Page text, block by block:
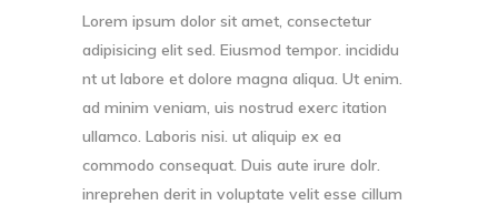
Lorem ipsum dolor sit amet, consectetur
adipisicing elit sed. Eiusmod tempor. incididu
nt ut labore et dolore magna aliqua. Ut enim.
ad minim veniam, uis nostrud exerc itation
ullamco. Laboris nisi. ut aliquip ex ea
commodo consequat. Duis aute irure dolr.
inreprehen derit in voluptate velit esse cillum